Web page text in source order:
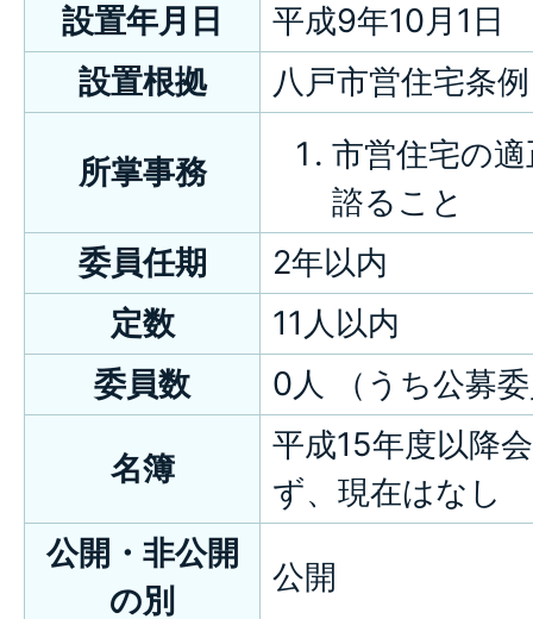
設置年月日
平成9年10月1日
設置根拠
八戸市営住宅条例
所掌事務
市営住宅の
諮ること
委員任期
2年以内
定数
11人以内
委員数
0人 （うち公募
名簿
平成15年度以降
ず、現在はなし
公開・非公開
の別
公開